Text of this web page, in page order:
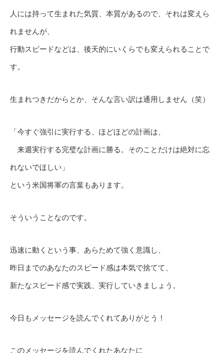
人には持って生まれた気質、本質があるので、それは変えら
れませんが、
行動スピードなどは、後天的にいくらでも変えられることで
す。
生まれつきだからとか、そんな言い訳は通用しません（笑）
「今すぐ強引に実行する、ほどほどの計画は、
来週実行する完璧な計画に勝る。そのことだけは絶対に忘
れないでほしい」
という米国将軍の言葉もあります。
そういうことなのです。
迅速に動くという事、あらためて強く意識し、
昨日までのあなたのスピード感は本気で捨てて、
新たなスピード感で実践、実行していきましょう。
今日もメッセージを読んでくれてありがとう！
このメッセージを読んでくれたあなたに